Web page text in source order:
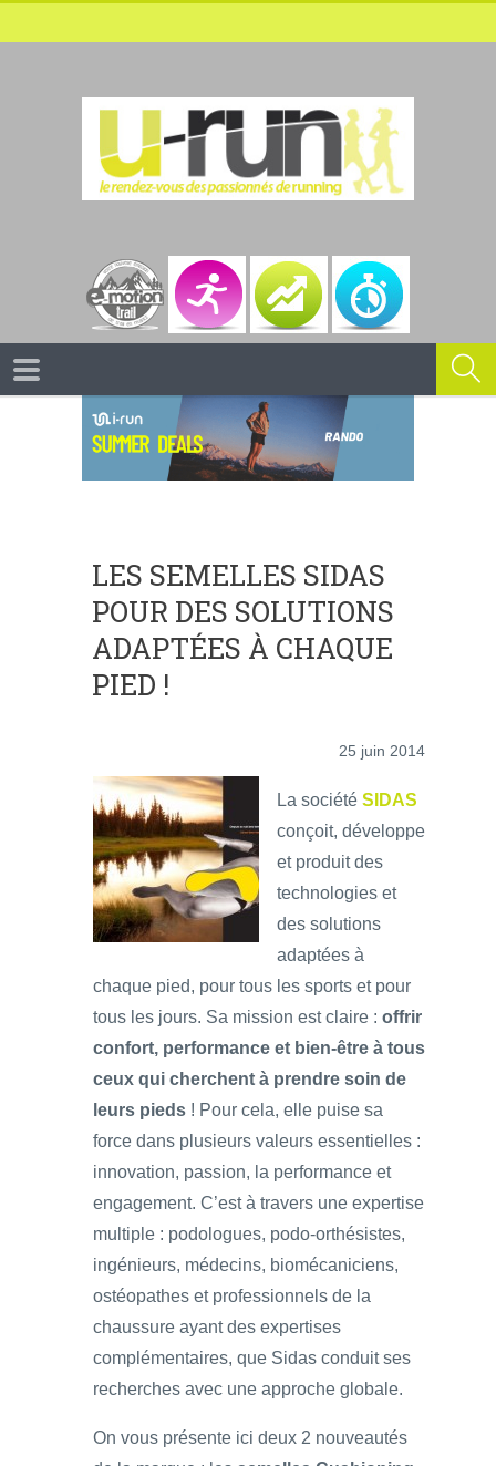
LES SEMELLES SIDAS
POUR DES SOLUTIONS
ADAPTÉES À CHAQUE
PIED !
25 juin 2014
La société SIDAS
conçoit, développe
et produit des
technologies et
des solutions
adaptées à
chaque pied, pour tous les sports et pour
tous les jours. Sa mission est claire : offrir
confort, performance et bien-être à tous
ceux qui cherchent à prendre soin de
leurs pieds ! Pour cela, elle puise sa
force dans plusieurs valeurs essentielles :
innovation, passion, la performance et
engagement. C’est à travers une expertise
multiple : podologues, podo-orthésistes,
ingénieurs, médecins, biomécaniciens,
ostéopathes et professionnels de la
chaussure ayant des expertises
complémentaires, que Sidas conduit ses
recherches avec une approche globale.
On vous présente ici deux 2 nouveautés